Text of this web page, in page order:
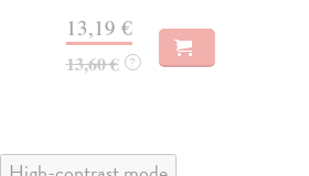
13,19 €
13,60 € ?